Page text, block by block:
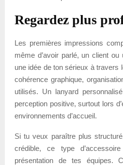
Regardez plus
Les premières impressions
même d’avoir parlé, un client
une idée de ton sérieux à travers
cohérence graphique,
utilisés. Un lanyard
perception positive, surtout lors
environnements d’accueil.
Si tu veux paraître plus
crédible, ce type
présentation de tes équipes.